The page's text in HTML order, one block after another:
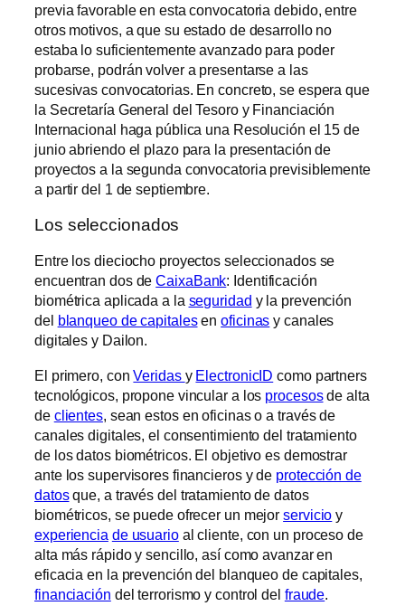
previa favorable en esta convocatoria debido, entre
otros motivos, a que su estado de desarrollo no
estaba lo suficientemente avanzado para poder
probarse, podrán volver a presentarse a las
sucesivas convocatorias. En concreto, se espera que
la Secretaría General del Tesoro y Financiación
Internacional haga pública una Resolución el 15 de
junio abriendo el plazo para la presentación de
proyectos a la segunda convocatoria previsiblemente
a partir del 1 de septiembre.
Los seleccionados
Entre los dieciocho proyectos seleccionados se
encuentran dos deCaixaBank: Identificación
biométrica aplicada a la seguridad y la prevención
del blanqueo de capitalesenoficinas y canales
digitales y Dailon.
El primero, conVeridas y ElectronicID como partners
tecnológicos, propone vincular a los procesosde alta
de clientes, sean estos en oficinas o a través de
canales digitales, el consentimiento del tratamiento
de los datos biométricos. El objetivo es demostrar
ante los supervisores financieros y de protección de
datosque, a través del tratamiento de datos
biométricos, se puede ofrecer un mejorservicio y
experiencia de usuarioal cliente, con un proceso de
alta más rápido y sencillo, así como avanzar en
eficacia en la prevención del blanqueo de capitales,
financiación del terrorismo y control del fraude.